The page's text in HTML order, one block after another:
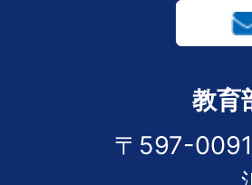
教育
〒597-